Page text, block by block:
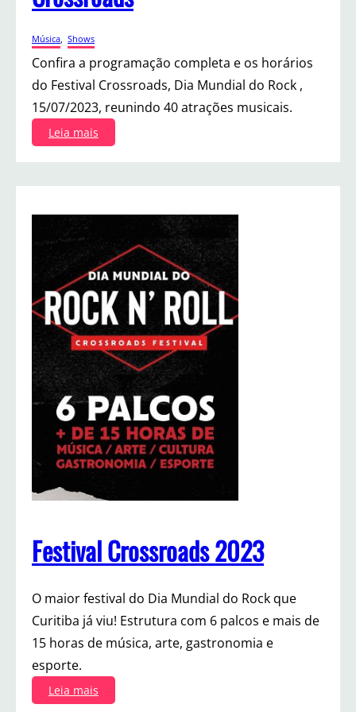
Música, Shows
Confira a programação completa e os horários
do Festival Crossroads, Dia Mundial do Rock ,
15/07/2023, reunindo 40 atrações musicais.
Leia mais
P
r
r
m
a
ç
ã
o
d
o
F
e
s
t
i
v
a
C
s
o
a
s
Festival Crossroads 2023
O maior festival do Dia Mundial do Rock que
Curitiba já viu! Estrutura com 6 palcos e mais de
15 horas de música, arte, gastronomia e
esporte.
Leia mais
F